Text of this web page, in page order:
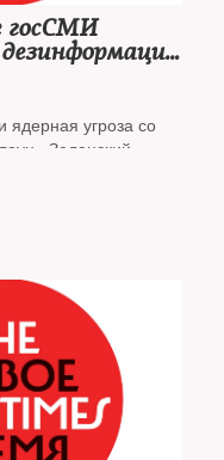
госСМИ
угроза со
Зеленский